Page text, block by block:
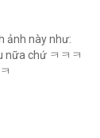
ảnh này như:
nữa chứ ㅋㅋㅋ